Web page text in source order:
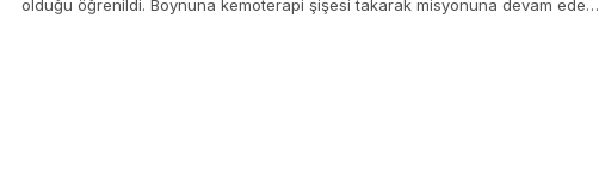
olduğu öğrenildi. Boynuna kemoterapi şişesi takarak misyonuna devam eden